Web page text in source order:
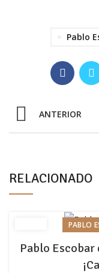
Pablo
ANTERIOR
RELACIONADO
PABLO
Pablo